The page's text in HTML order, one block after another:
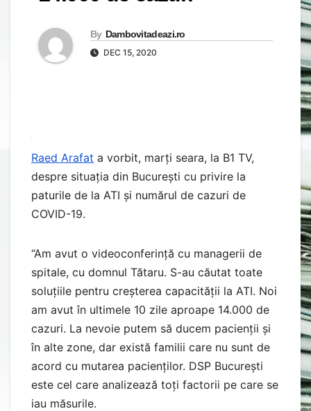
By Dambovitadeazi.ro
DEC 15, 2020
Raed Arafat a vorbit, marți seara, la B1 TV,
despre situația din București cu privire la
paturile de la ATI și numărul de cazuri de
COVID-19.
“Am avut o videoconferință cu managerii de
spitale, cu domnul Tătaru. S-au căutat toate
soluțiile pentru creșterea capacității la ATI. Noi
am avut în ultimele 10 zile aproape 14.000 de
cazuri. La nevoie putem să ducem pacienții și
în alte zone, dar există familii care nu sunt de
acord cu mutarea pacienților. DSP București
este cel care analizează toți factorii pe care se
iau măsurile.